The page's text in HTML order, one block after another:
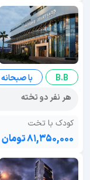
B.B
با صبحانه
هر نفر دو تخته
کودک با تخت
۸۱,۳۵۰,۰۰۰ تومان